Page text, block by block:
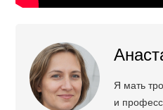
Я мать
и